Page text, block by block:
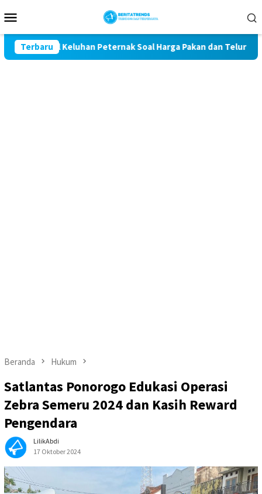
ke
Mobile
Terbaru
Kawal Keluhan Peternak Soal Harga Pakan dan Telur
Beranda Hukum
Satlantas Ponorogo Edukasi Operasi
Zebra Semeru 2024 dan Kasih Reward
Pengendara
LilikAbdi
17 Oktober 2024